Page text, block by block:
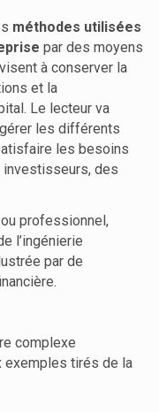
méthodes utilisées
par des moyens
à conserver la
et la
Le lecteur va
les différents
les besoins
des
professionnel,
l’ingénierie
par de
complexe
exemples tirés de la